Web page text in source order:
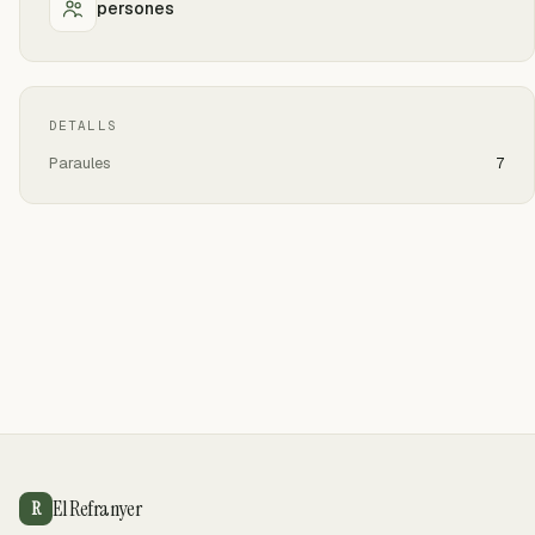
persones
DETALLS
Paraules 7
R El Refranyer